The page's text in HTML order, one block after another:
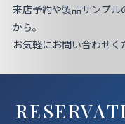
来店予約や製品サンプ
から。
お気軽にお問い合わせく